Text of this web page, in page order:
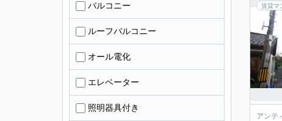
賃貸マ
アンテ
バルコニー
ルーフバルコニー
オール電化
エレベーター
照明器具付き